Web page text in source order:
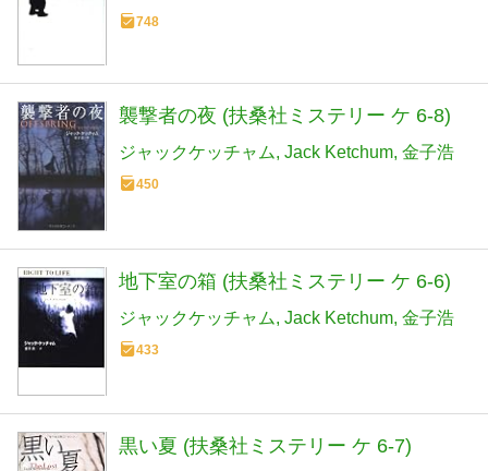
748
襲撃者の夜 (扶桑社ミステリー ケ 6-8)
ジャックケッチャム Jack Ketchum 金子浩
450
地下室の箱 (扶桑社ミステリー ケ 6-6)
ジャックケッチャム Jack Ketchum 金子浩
433
黒い夏 (扶桑社ミステリー ケ 6-7)